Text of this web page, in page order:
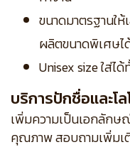
ขนาดมาตรฐานใ
ผลิตขนาดพิเศษไ
Unisex size ใส่ไ
บริการปักชื่อและโ
เพิ่มความเป็นเอกลัก
คุณภาพ สอบถามเพิ่มเ